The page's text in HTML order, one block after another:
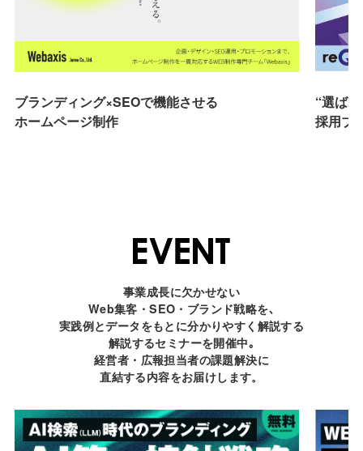
ブランディング×SEOで機能させる
ホームページ制作
“選ば
採用ブ
事業成長に欠かせない
Web集客・SEO・ブランド戦略を､
実践例とデータをもとに分かりやすく解説する
解説するセミナーを開催中｡
経営者・広報担当者の課題解決に
直結する内容をお届けします。